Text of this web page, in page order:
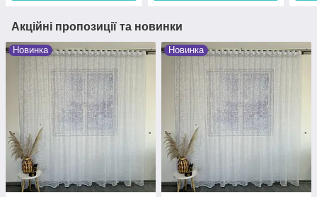
Акційні пропозиції та новинки
Новинка Новинка